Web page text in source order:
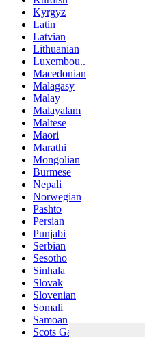
Kyrgyz
Latin
Latvian
Lithuanian
Luxembou..
Macedonian
Malagasy
Malay
Malayalam
Maltese
Maori
Marathi
Mongolian
Burmese
Nepali
Norwegian
Pashto
Persian
Punjabi
Serbian
Sesotho
Sinhala
Slovak
Slovenian
Somali
Samoan
Scots Gaelic